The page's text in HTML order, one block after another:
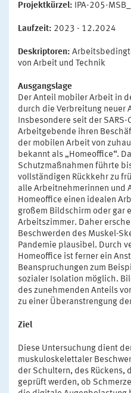
Projektkürzel: IPA-205-
Laufzeit: 2023 - 12.2024
Deskriptoren:
von Arbeit und Technik
Ausgangslage
Der Anteil mobiler Arbeit in
durch die Verbreitung neuer
Insbesondere seit der
Arbeitgebende ihren
der mobilen Arbeit von
bekannt als „Homeoffice“.
Schutzmaßnahmen führte
vollständigen Rückkehr zu
alle Arbeitnehmerinnen und
Homeoffice einen idealen
großem Bildschirm oder gar
Arbeitszimmer. Daher
Beschwerden des Muskel-
Pandemie plausibel. Durch
Homeoffice ist ferner ein
Beanspruchungen zum
sozialer Isolation möglich.
des zunehmenden Anteils
zu einer Überanstrengung
Ziel
Diese Untersuchung dient
muskuloskelettaler
der Schultern, des Rückens,
geprüft werden, ob